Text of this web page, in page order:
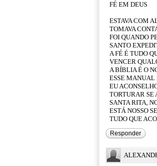
FÉ EM DEUS
ESTAVA COM
TOMAVA
FOI QUANDO
SANTO
A FÉ É TUDO
VENCER
A BÍBLIA É O
ESSE MANUAL
EU
TORTURAR SE
SANTA RITA,
ESTÁ NOSSO
TUDO QUE
Responder